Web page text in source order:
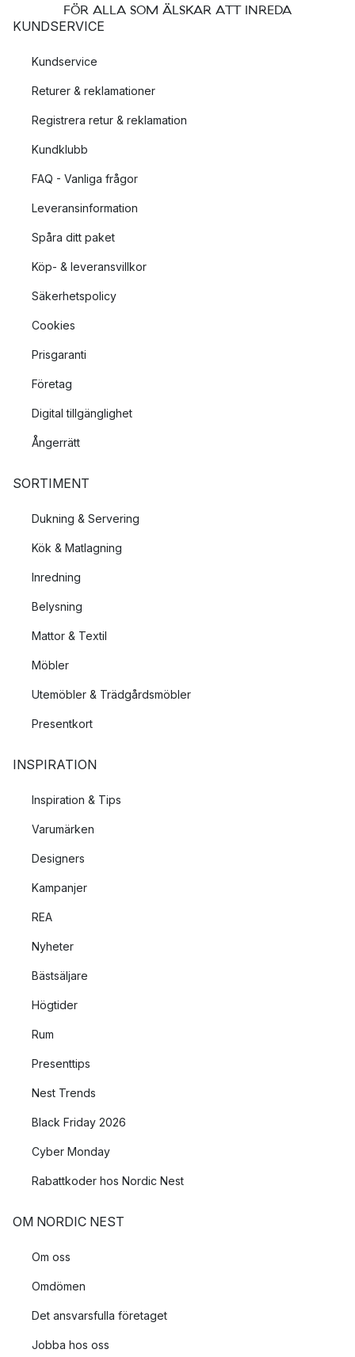
FÖR ALLA SOM ÄLSKAR ATT INREDA
KUNDSERVICE
Kundservice
Returer & reklamationer
Registrera retur & reklamation
Kundklubb
FAQ - Vanliga frågor
Leveransinformation
Spåra ditt paket
Köp- & leveransvillkor
Säkerhetspolicy
Cookies
Prisgaranti
Företag
Digital tillgänglighet
Ångerrätt
SORTIMENT
Dukning & Servering
Kök & Matlagning
Inredning
Belysning
Mattor & Textil
Möbler
Utemöbler & Trädgårdsmöbler
Presentkort
INSPIRATION
Inspiration & Tips
Varumärken
Designers
Kampanjer
REA
Nyheter
Bästsäljare
Högtider
Rum
Presenttips
Nest Trends
Black Friday 2026
Cyber Monday
Rabattkoder hos Nordic Nest
OM NORDIC NEST
Om oss
Omdömen
Det ansvarsfulla företaget
Jobba hos oss